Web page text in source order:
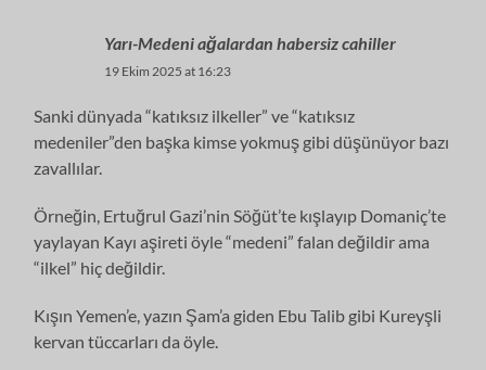
Yarı-Medeni ağalardan habersiz cahiller
19 Ekim 2025 at 16:23
Sanki dünyada “katıksız ilkeller” ve “katıksız
medeniler”den başka kimse yokmuş gibi düşünüyor bazı
zavallılar.
Örneğin, Ertuğrul Gazi’nin Söğüt’te kışlayıp Domaniç’te
yaylayan Kayı aşireti öyle “medeni” falan değildir ama
“ilkel” hiç değildir.
Kışın Yemen’e, yazın Şam’a giden Ebu Talib gibi Kureyşli
kervan tüccarları da öyle.